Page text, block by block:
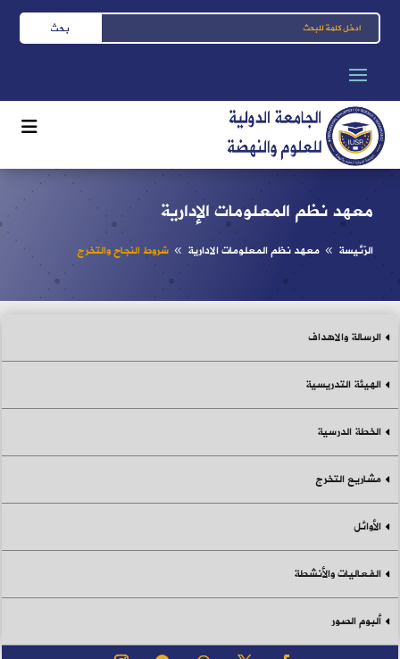
معهد نظم المعلومات الإدارية
الرّئيسة 8 معهد نظم المعلومات الادارية 8 شروط النجاح والتخرج
الرسالة والاهداف
الهيئة التدريسية
الخطة الدرسية
مشاريع التخرج
الأوائل
الفعاليات والأنشطة
ألبوم الصور